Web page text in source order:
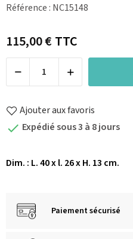
Référence : NC15148
115,00 €TTC
Ajouter aux favoris
 Expédié sous 3 à 8 jours
Dim. : L. 40 x l. 26 x H. 13 cm.
Paiement sécurisé